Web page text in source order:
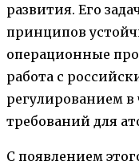
развития. Его
принципов
операционные
работа с
регулированием в
требований для
С появлением